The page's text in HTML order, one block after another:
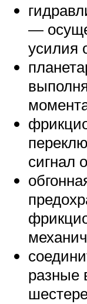
—
усилия
сигнал
разные